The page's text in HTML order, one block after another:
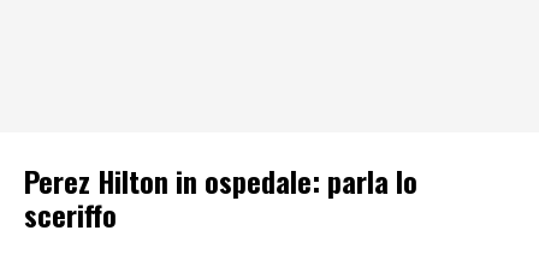
Perez Hilton in ospedale: parla lo
sceriffo